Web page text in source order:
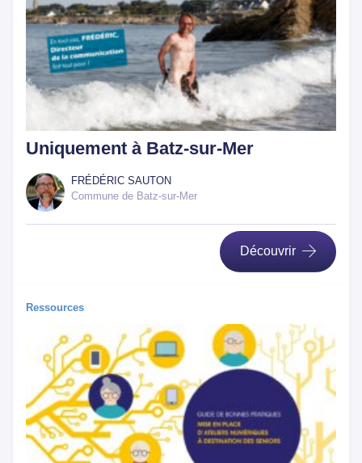
Uniquement à Batz-sur-Mer
FRÉDÉRIC SAUTON
Commune de Batz-sur-Mer
Découvrir
Ressources